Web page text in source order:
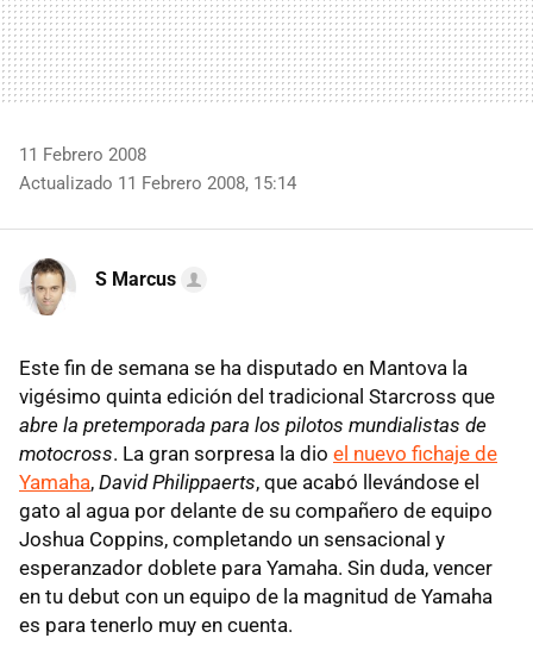
11 Febrero 2008
Actualizado 11 Febrero 2008, 15:14
S Marcus
Este fin de semana se ha disputado en Mantova la
vigésimo quinta edición del tradicional Starcross que
abre la pretemporada para los pilotos mundialistas de
motocross. La gran sorpresa la dio el nuevo fichaje de
Yamaha, David Philippaerts, que acabó llevándose el
gato al agua por delante de su compañero de equipo
Joshua Coppins, completando un sensacional y
esperanzador doblete para Yamaha. Sin duda, vencer
en tu debut con un equipo de la magnitud de Yamaha
es para tenerlo muy en cuenta.